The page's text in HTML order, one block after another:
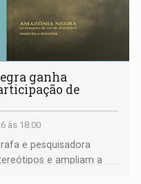
ganha
de
às 18:00
e pesquisadora
e ampliam a